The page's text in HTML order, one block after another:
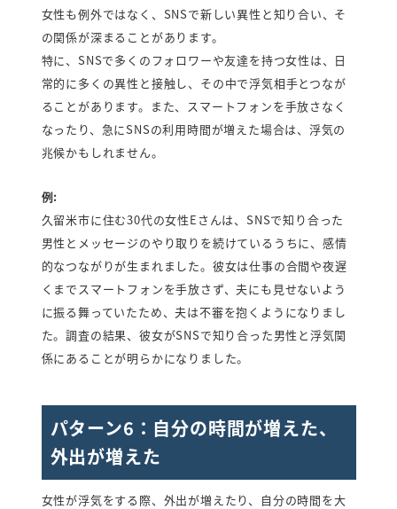
女性も例外ではなく、SNSで新しい異性と知り合い、そ
の関係が深まることがあります。
特に、SNSで多くのフォロワーや友達を持つ女性は、日
常的に多くの異性と接触し、その中で浮気相手とつなが
ることがあります。また、スマートフォンを手放さなく
なったり、急にSNSの利用時間が増えた場合は、浮気の
兆候かもしれません。
例:
久留米市に住む30代の女性Eさんは、SNSで知り合った
男性とメッセージのやり取りを続けているうちに、感情
的なつながりが生まれました。彼女は仕事の合間や夜遅
くまでスマートフォンを手放さず、夫にも見せないよう
に振る舞っていたため、夫は不審を抱くようになりまし
た。調査の結果、彼女がSNSで知り合った男性と浮気関
係にあることが明らかになりました。
パターン6：自分の時間が増えた、
外出が増えた
女性が浮気をする際、外出が増えたり、自分の時間を大